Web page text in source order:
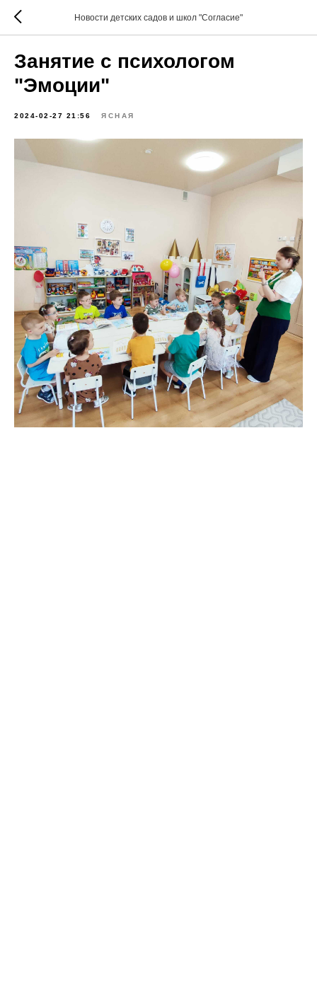
Новости детских садов и школ "Согласие"
Занятие с психологом
"Эмоции"
2024-02-27 21:56 ЯСНАЯ